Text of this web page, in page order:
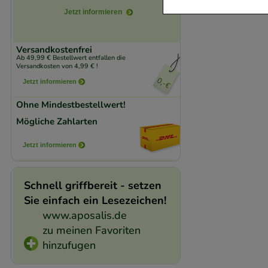
Jetzt informieren
Versandkostenfrei
Ab 49,99 € Bestellwert entfallen die
Versandkosten von 4,99 € !
Jetzt informieren
Ohne Mindestbestellwert!
Mögliche Zahlarten
Jetzt informieren
Schnell griffbereit - setzen
Sie einfach ein Lesezeichen!
www.aposalis.de
zu meinen Favoriten
hinzufugen